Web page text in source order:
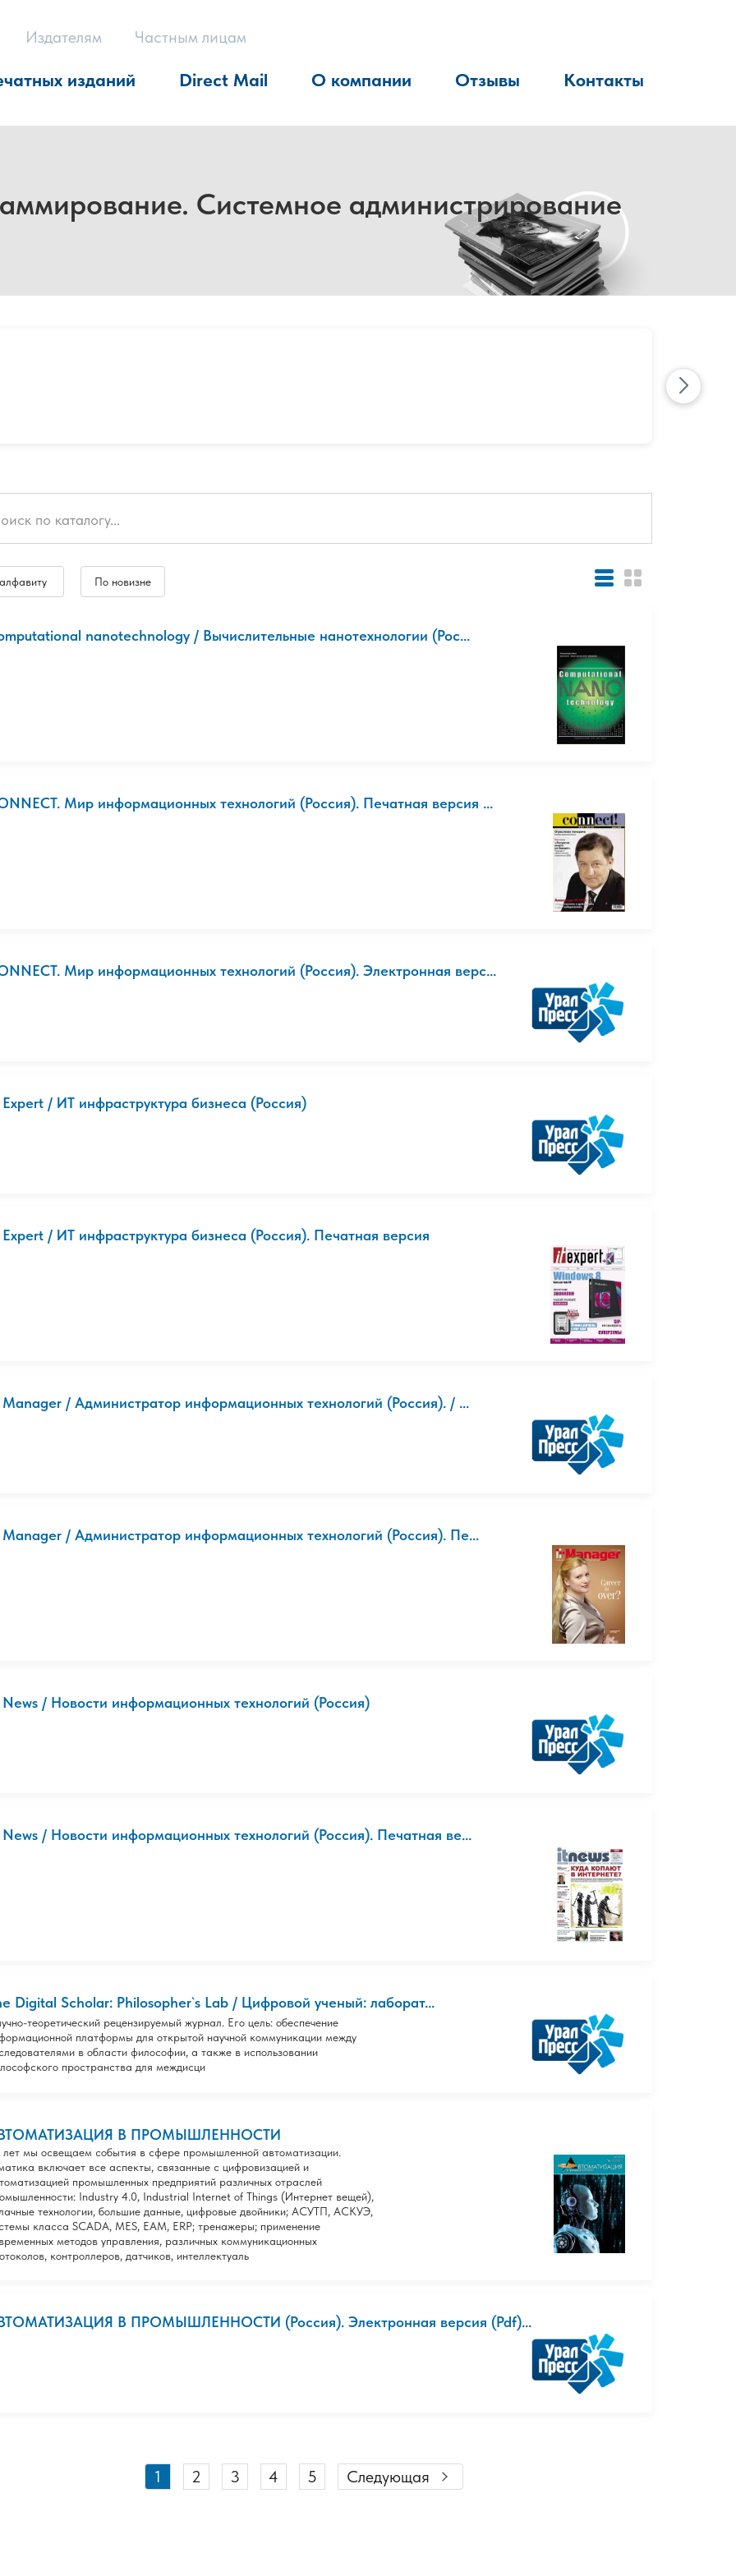
Издателям Частным лицам
изданий Direct Mail О компании Отзывы Контакты
Системное администрирование
По новизне
nanotechnology / Вычислительные нанотехнологии (Рос...
Мир информационных технологий (Россия). Печатная версия ...
Мир информационных технологий (Россия). Электронная верс...
Expert / ИТ инфраструктура бизнеса (Россия)
Expert / ИТ инфраструктура бизнеса (Россия). Печатная версия
Manager / Администратор информационных технологий (Россия). / ...
Manager / Администратор информационных технологий (Россия). Пе...
News / Новости информационных технологий (Россия)
News / Новости информационных технологий (Россия). Печатная ве...
Digital Scholar: Philosopher`s Lab / Цифровой ученый: лаборат...
теоретический рецензируемый журнал. Его цель: обеспечение
платформы для открытой научной коммуникации между
в области философии, а также в использовании
пространства для междисци
В ПРОМЫШЛЕННОСТИ
лет мы освещаем события в сфере промышленной автоматизации.
включает все аспекты, связанные с цифровизацией и
промышленных предприятий различных отраслей
Industry 4.0, Industrial Internet of Things (Интернет вещей),
технологии, большие данные, цифровые двойники; АСУТП, АСКУЭ,
класса SCADA, MES, EAM, ERP; тренажеры; применение
методов управления, различных коммуникационных
контроллеров, датчиков, интеллектуаль
В ПРОМЫШЛЕННОСТИ (Россия). Электронная версия (Pdf)...
1 2 3 4 5 Следующая